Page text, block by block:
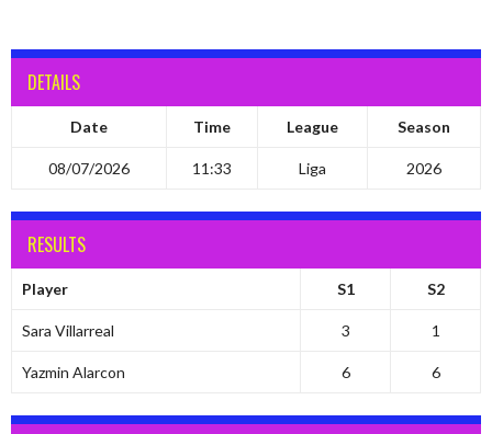
DETAILS
Date Time League Season
08/07/2026 11:33 Liga 2026
RESULTS
Player S1 S2
Sara Villarreal 3 1
Yazmin Alarcon 6 6